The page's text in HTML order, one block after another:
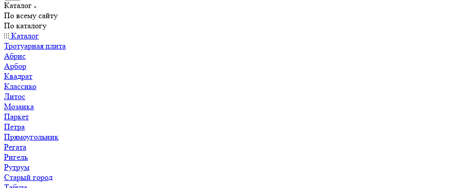
Каталог
По всему сайту
По каталогу
Каталог
Тротуарная плита
Абрис
Арбор
Квадрат
Классико
Литос
Мозаика
Паркет
Петра
Прямоугольник
Регата
Ригель
Рутрум
Старый город